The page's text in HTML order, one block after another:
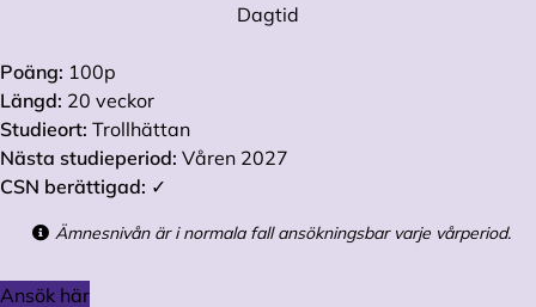
Dagtid
Poäng: 100p
Längd: 20 veckor
Studieort: Trollhättan
Nästa studieperiod: Våren 2027
CSN berättigad: ✓
Ämnesnivån är i normala fall ansökningsbar varje vårperiod.
Ansök här